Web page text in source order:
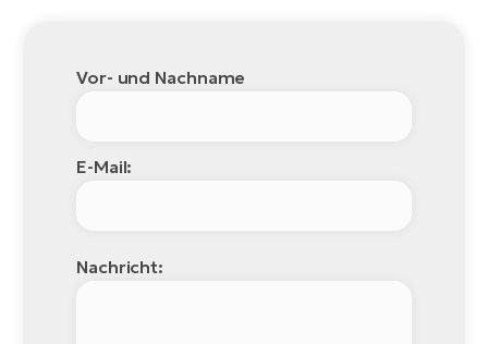
Vor- und Nachname
E-Mail:
Nachricht: